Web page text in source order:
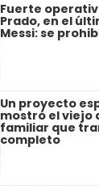
Fuerte
Prado, en el
Messi: se
Un proyecto
mostró el
familiar que
completo